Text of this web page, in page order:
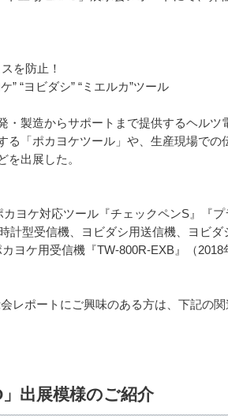
を防止！
“ヨビダシ” “ミエルカ”ツール
・製造からサポートまで提供するヘル
る「ポカヨケツール」や、生産現場で
を出展した。
ヨケ対応ツール『チェックペンS』『
計型受信機、ヨビダシ用送信機、ヨビダ
ヨケ用受信機『TW-800R-EXB』（
レポートにご興味のある方は、下記の関
」出展模様のご紹介